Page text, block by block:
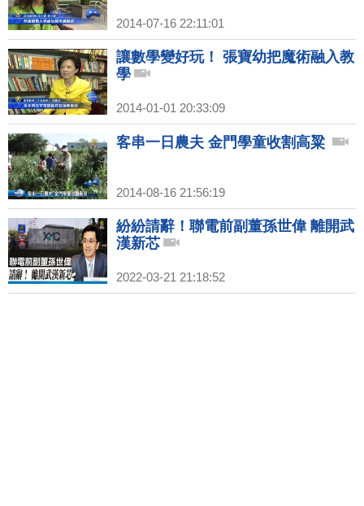
2014-07-16 22:11:01
讓數學變好玩！ 張寶幼把魔術融入教
學
2014-01-01 20:33:09
客串一日農夫 金門學童收割高粱
2014-08-16 21:56:19
紛紛請辭！聯電前副董孫世偉 離開武
漢新芯
2022-03-21 21:18:52